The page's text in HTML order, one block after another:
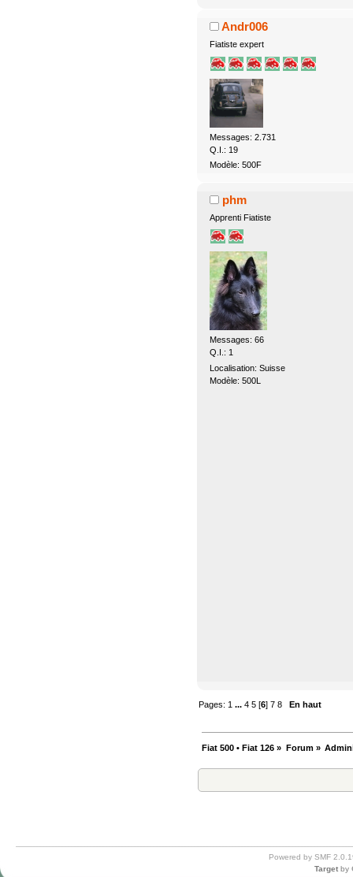
Andr006
Fiatiste expert
Messages: 2.731
Q.I.: 19
Modèle: 500F
phm
Apprenti Fiatiste
Messages: 66
Q.I.: 1
Localisation: Suisse
Modèle: 500L
Pages: 1 ...4 5 [6]7 8 En haut
Fiat 500 • Fiat 126 » Forum»
Powered by SMF
Target by